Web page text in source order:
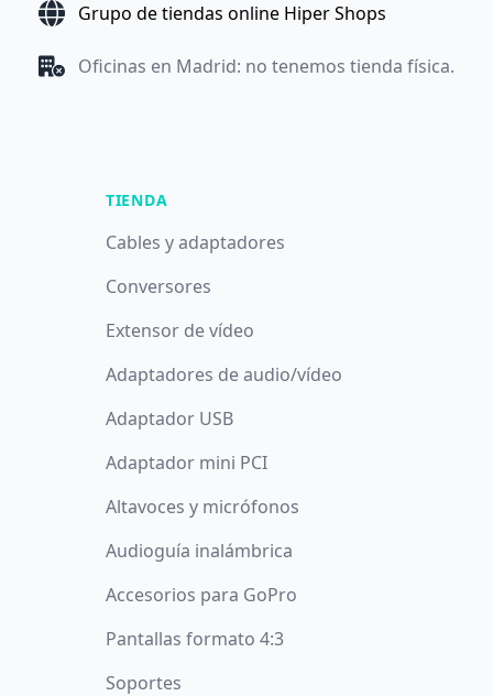
Grupo de tiendas online Hiper Shops
Oficinas en Madrid: no tenemos tienda física.
TIENDA
Cables y adaptadores
Conversores
Extensor de vídeo
Adaptadores de audio/vídeo
Adaptador USB
Adaptador mini PCI
Altavoces y micrófonos
Audioguía inalámbrica
Accesorios para GoPro
Pantallas formato 4:3
Soportes